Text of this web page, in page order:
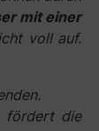
mit einer
voll auf.
fördert die